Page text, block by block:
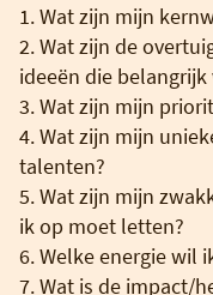
1. Wat zijn mijn
2. Wat zijn de
ideeën die belangrijk
3. Wat zijn mijn
4. Wat zijn mijn
talenten?
5. Wat zijn mijn
ik op moet letten?
6. Welke energie wil
7. Wat is de impact/